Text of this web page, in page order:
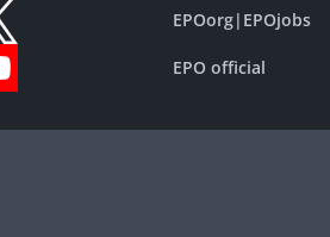
EPOorg| EPOjobs
EPO official